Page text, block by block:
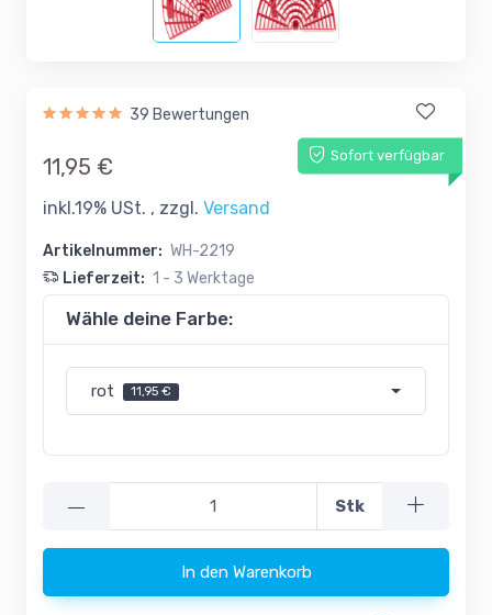
39 Bewertungen
Sofort verfügbar
11,95 €
inkl.19% USt. , zzgl. Versand
Artikelnummer: WH-2219
Lieferzeit: 1 - 3 Werktage
Wähle deine Farbe:
rot 11,95 €
— Stk
In den Warenkorb